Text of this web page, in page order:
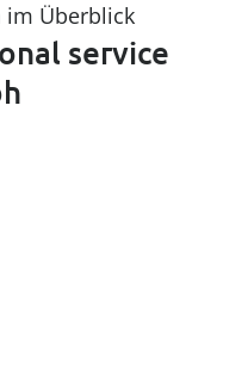
im Überblick
service